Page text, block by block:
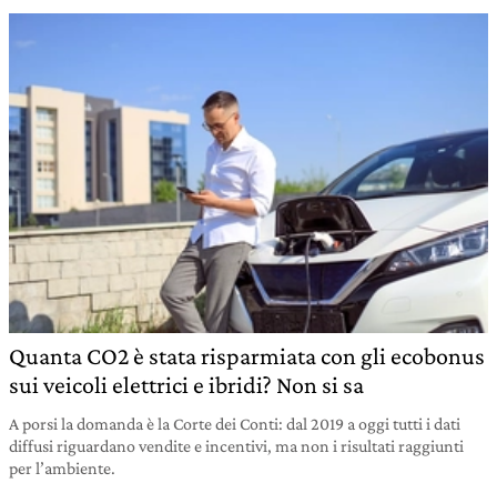
Quanta CO2 è stata risparmiata con gli ecobonus
sui veicoli elettrici e ibridi? Non si sa
A porsi la domanda è la Corte dei Conti: dal 2019 a oggi tutti i dati
diffusi riguardano vendite e incentivi, ma non i risultati raggiunti
per l’ambiente.